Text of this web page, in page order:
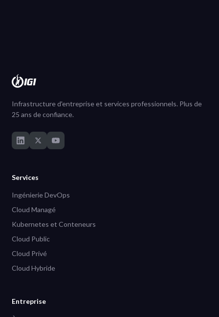
Infrastructure d'entreprise et services professionnels. Plus de
25 ans de confiance.
Services
Ingénierie DevOps
Cloud Managé
Kubernetes et Conteneurs
Cloud Public
Cloud Privé
Cloud Hybride
Entreprise